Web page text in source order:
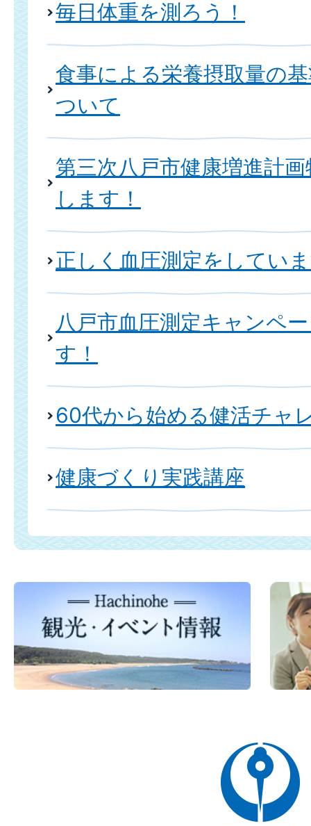
毎日体重を測ろう！
食事による栄養摂取量の
ついて
第三次八戸市健康増進計
します！
正しく血圧測定をしてい
八戸市血圧測定キャンペ
す！
60代から始める健活チャ
健康づくり実践講座
八
戸
市